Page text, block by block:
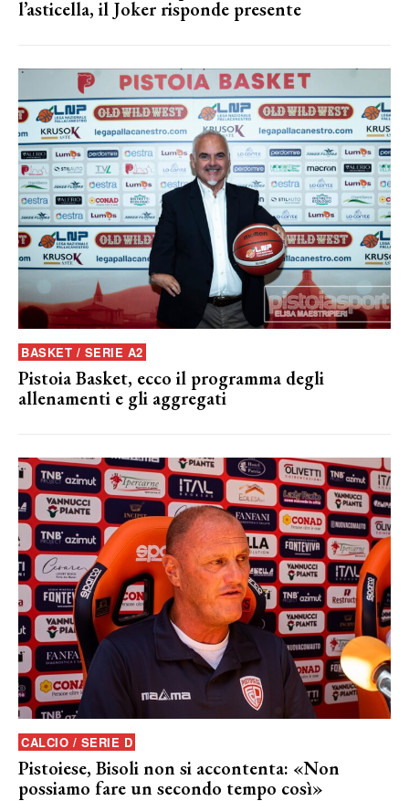
l’asticella, il Joker risponde presente
BASKET / SERIE A2
Pistoia Basket, ecco il programma degli
allenamenti e gli aggregati
CALCIO / SERIE D
Pistoiese, Bisoli non si accontenta: «Non
possiamo fare un secondo tempo così»